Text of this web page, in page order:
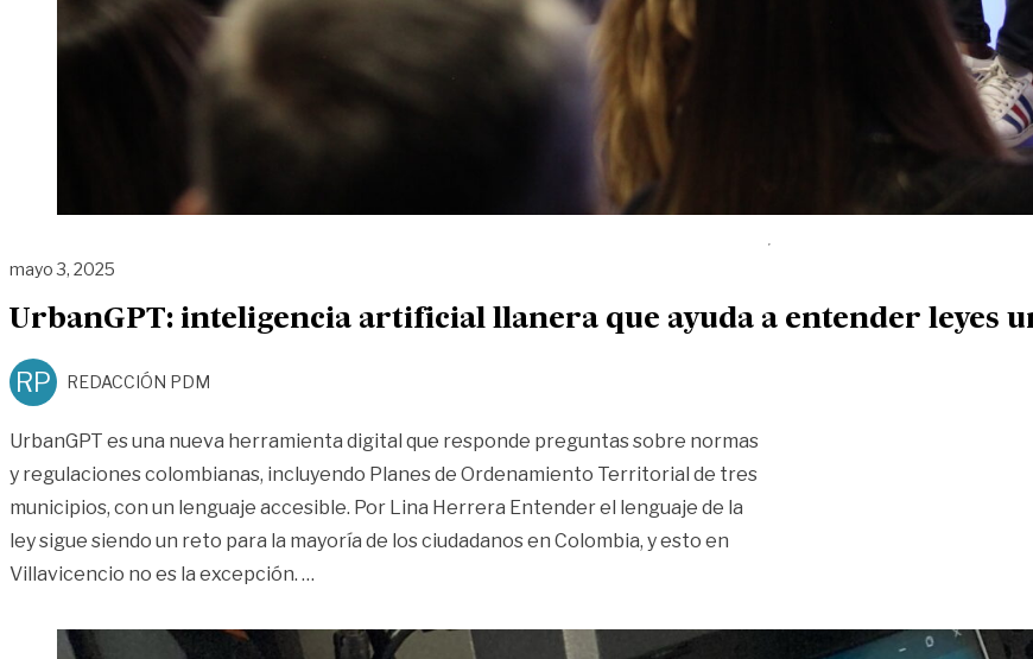
mayo 3, 2025
UrbanGPT: inteligencia artificial llanera que ayuda a entender leyes
RP REDACCIÓN PDM
UrbanGPT es una nueva herramienta digital que responde preguntas sobre normas
y regulaciones colombianas, incluyendo Planes de Ordenamiento Territorial de tres
municipios, con un lenguaje accesible. Por Lina Herrera Entender el lenguaje de la
ley sigue siendo un reto para la mayoría de los ciudadanos en Colombia, y esto en
Villavicencio no es la excepción. …